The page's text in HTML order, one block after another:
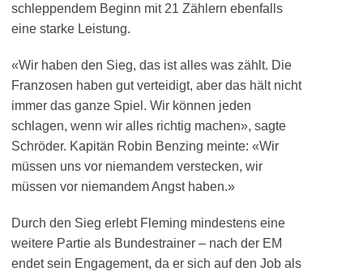
schleppendem Beginn mit 21 Zählern ebenfalls
eine starke Leistung.
«Wir haben den Sieg, das ist alles was zählt. Die
Franzosen haben gut verteidigt, aber das hält nicht
immer das ganze Spiel. Wir können jeden
schlagen, wenn wir alles richtig machen», sagte
Schröder. Kapitän Robin Benzing meinte: «Wir
müssen uns vor niemandem verstecken, wir
müssen vor niemandem Angst haben.»
Durch den Sieg erlebt Fleming mindestens eine
weitere Partie als Bundestrainer – nach der EM
endet sein Engagement, da er sich auf den Job als